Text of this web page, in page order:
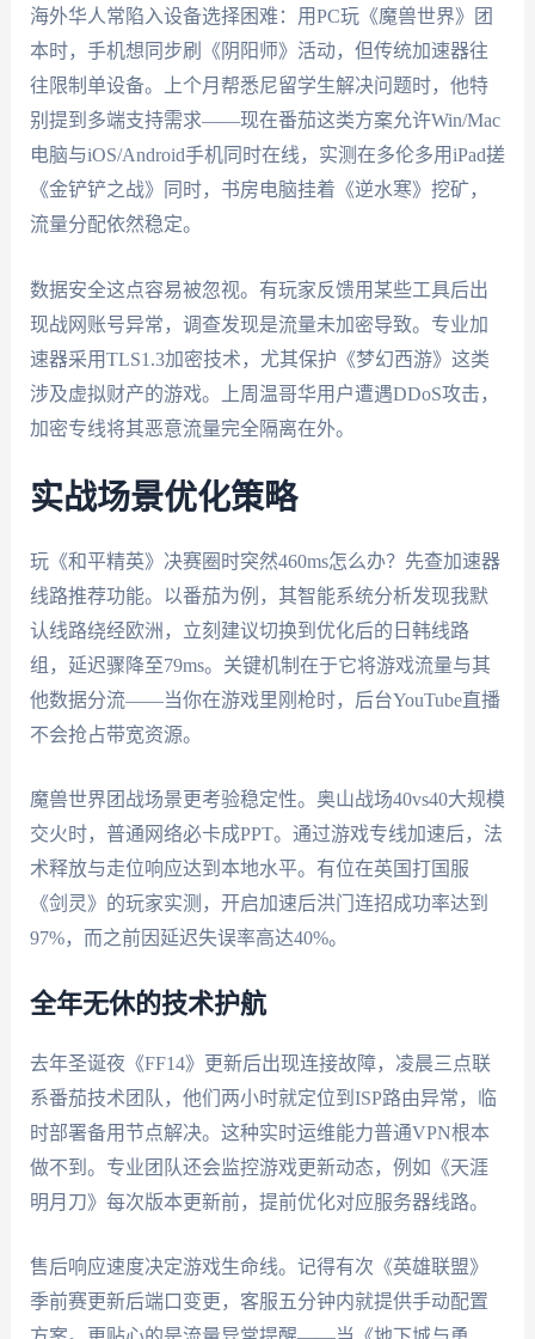
海外华人常陷入设备选择困难：用PC玩《魔兽世界》团
本时，手机想同步刷《阴阳师》活动，但传统加速器往
往限制单设备。上个月帮悉尼留学生解决问题时，他特
别提到多端支持需求——现在番茄这类方案允许Win/Mac
电脑与iOS/Android手机同时在线，实测在多伦多用iPad搓
《金铲铲之战》同时，书房电脑挂着《逆水寒》挖矿，
流量分配依然稳定。
数据安全这点容易被忽视。有玩家反馈用某些工具后出
现战网账号异常，调查发现是流量未加密导致。专业加
速器采用TLS1.3加密技术，尤其保护《梦幻西游》这类
涉及虚拟财产的游戏。上周温哥华用户遭遇DDoS攻击，
加密专线将其恶意流量完全隔离在外。
实战场景优化策略
玩《和平精英》决赛圈时突然460ms怎么办？先查加速器
线路推荐功能。以番茄为例，其智能系统分析发现我默
认线路绕经欧洲，立刻建议切换到优化后的日韩线路
组，延迟骤降至79ms。关键机制在于它将游戏流量与其
他数据分流——当你在游戏里刚枪时，后台YouTube直播
不会抢占带宽资源。
魔兽世界团战场景更考验稳定性。奥山战场40vs40大规模
交火时，普通网络必卡成PPT。通过游戏专线加速后，法
术释放与走位响应达到本地水平。有位在英国打国服
《剑灵》的玩家实测，开启加速后洪门连招成功率达到
97%，而之前因延迟失误率高达40%。
全年无休的技术护航
去年圣诞夜《FF14》更新后出现连接故障，凌晨三点联
系番茄技术团队，他们两小时就定位到ISP路由异常，临
时部署备用节点解决。这种实时运维能力普通VPN根本
做不到。专业团队还会监控游戏更新动态，例如《天涯
明月刀》每次版本更新前，提前优化对应服务器线路。
售后响应速度决定游戏生命线。记得有次《英雄联盟》
季前赛更新后端口变更，客服五分钟内就提供手动配置